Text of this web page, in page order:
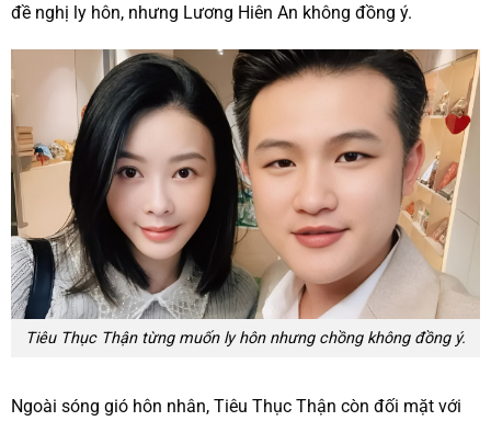
đề nghị ly hôn, nhưng Lương Hiên An không đồng ý.
Tiêu Thục Thận từng muốn ly hôn nhưng chồng không đồng ý.
Ngoài sóng gió hôn nhân, Tiêu Thục Thận còn đối mặt với